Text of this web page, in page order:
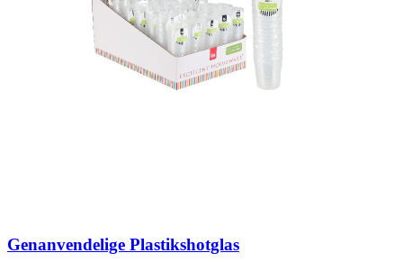
Genanvendelige Plastikshotglas